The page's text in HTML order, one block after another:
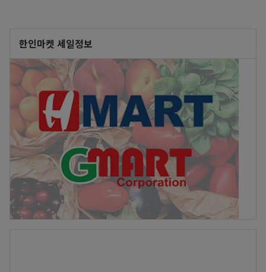
한인마켓 세일정보